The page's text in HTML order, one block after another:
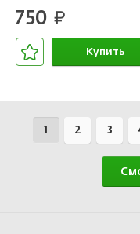
750 руб.
Купить
1 2 3